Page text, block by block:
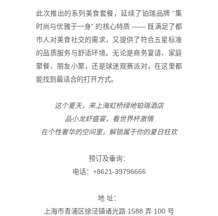
此次推出的系列美食套餐，延续了铂瑞品牌 “集
时尚与优雅于一身” 的核心特质 —— 既满足了都
市人对美食社交的需求，又提供了符合五星标准
的品质服务与舒适环境。无论是商务宴请、家庭
聚餐、朋友小聚，还是球迷观赛派对，在这里都
能找到最适合的打开方式。
这个夏天，来上海虹桥绿地铂瑞酒店
品小龙虾盛宴，看世界杯激情
在个性奢华的空间里，解锁属于你的夏日狂欢
预订及垂询：
电话：+8621-39796666
地 址：
上海市青浦区徐泾镇诸光路 1588 弄 100 号